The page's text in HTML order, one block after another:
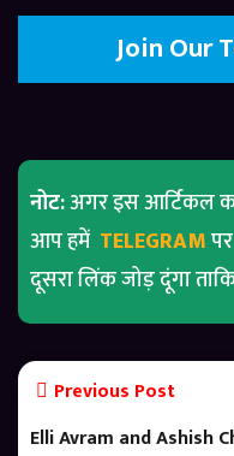
Join Our
नोट:अगर इस आर्टिकल
आप हमें TELEGRAM
दूसरा लिंक जोड़ दूंगा
Previous Post
Elli Avram and Ashish